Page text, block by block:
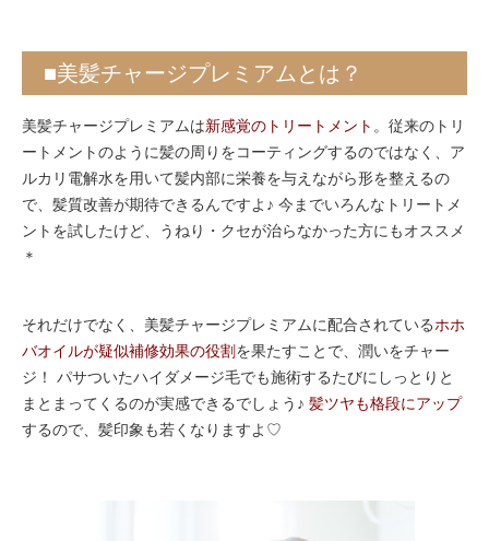
■美髪チャージプレミアムとは？
美髪チャージプレミアムは新感覚のトリートメント 。従来のトリ
ートメントのように髪の周りをコーティングするのではなく、ア
ルカリ電解水を用いて髪内部に栄養を与えながら形を整えるの
で、髪質改善が期待できるんですよ♪ 今までいろんなトリートメ
ントを試したけど、うねり・クセが治らなかった方にもオススメ
＊
それだけでなく、美髪チャージプレミアムに配合されているホホ
バオイルが疑似補修効果の役割 を果たすことで、潤いをチャー
ジ！ パサついたハイダメージ毛でも施術するたびにしっとりと
まとまってくるのが実感できるでしょう♪ 髪ツヤも格段にアップ
するので、髪印象も若くなりますよ♡